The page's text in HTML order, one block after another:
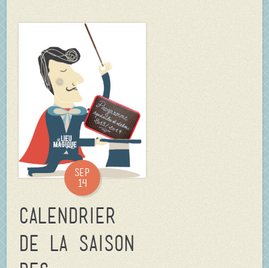
Sep
14
Calendrier
de la saison